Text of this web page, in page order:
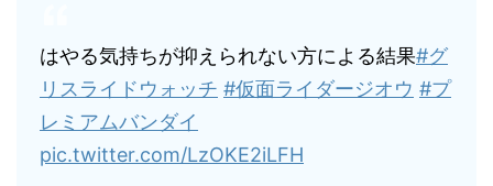
はやる気持ちが抑えられない方による結果#グ
リスライドウォッチ #仮面ライダージオウ #プ
レミアムバンダイ
pic.twitter.com/LzOKE2iLFH